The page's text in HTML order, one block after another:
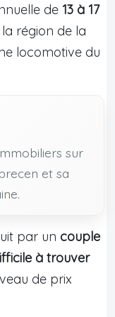
de 13 à 17
région de la
locomotive du
sur
et sa
par un couple
à trouver
de prix